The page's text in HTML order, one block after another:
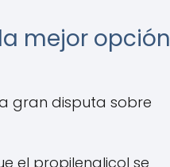
mejor opción
gran disputa sobre
el propilenglicol se